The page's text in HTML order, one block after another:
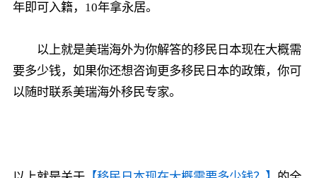
年即可入籍，10年拿永居。
以上就是美瑞海外为你解答的移民日本现在大概需
要多少钱，如果你还想咨询更多移民日本的政策，你可
以随时联系美瑞海外移民专家。